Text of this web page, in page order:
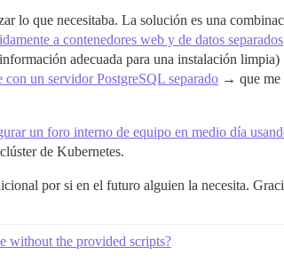
lo que necesitaba. La solución es una
a contenedores web y de datos separados
adecuada para una instalación limpia)
con un servidor PostgreSQL separado → que me
un foro interno de equipo en medio día
de Kubernetes.
por si en el futuro alguien la necesita.
without the provided scripts?